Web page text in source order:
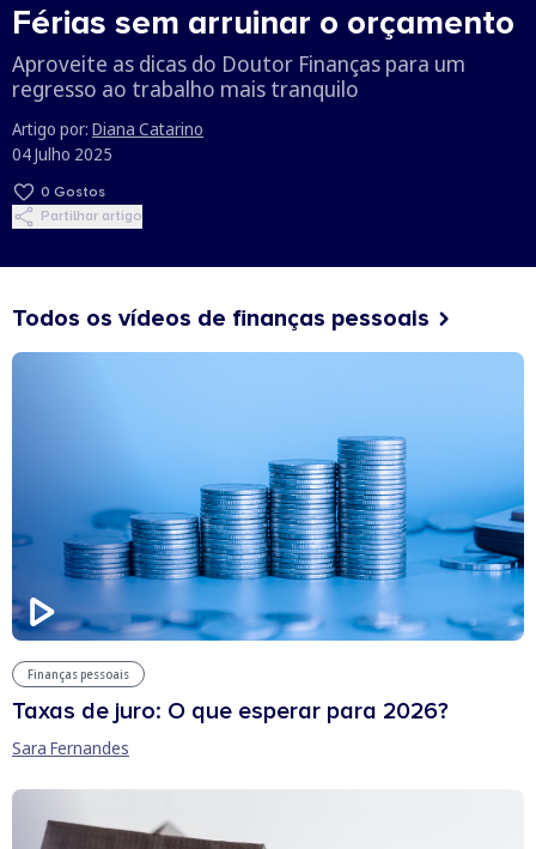
Férias sem arruinar o orçamento
Aproveite as dicas do Doutor Finanças para um
regresso ao trabalho mais tranquilo
Artigo por: Diana Catarino
04 Julho 2025
0 Gostos
Partilhar artigo
Todos os vídeos de finanças pessoais
Finanças pessoais
Taxas de juro: O que esperar para 2026?
Sara Fernandes